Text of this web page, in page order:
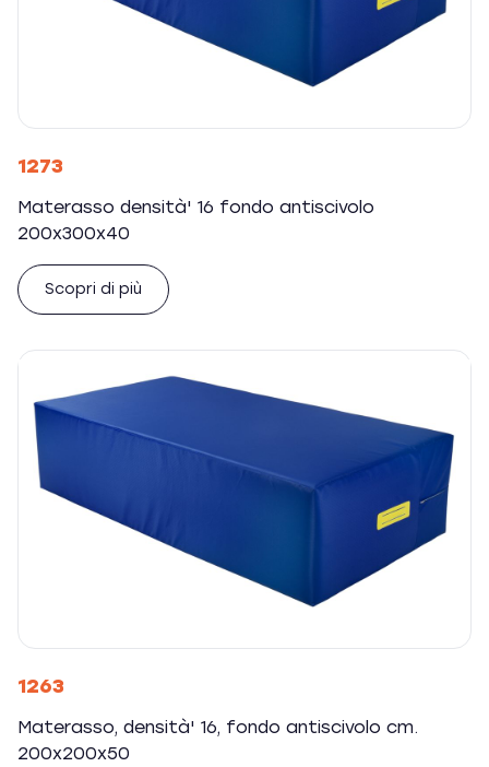
1273
Materasso densità' 16 fondo antiscivolo
200x300x40
Scopri di più
1263
Materasso, densità' 16, fondo antiscivolo cm.
200x200x50